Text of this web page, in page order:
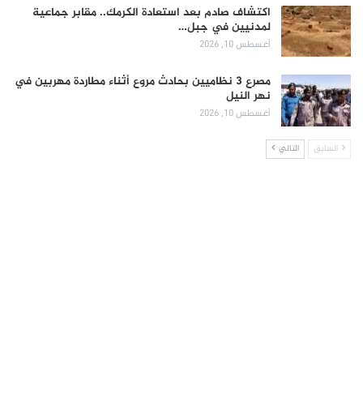
اكتشاف صادم بعد استعادة الكرمك.. مقابر جماعية
لمدنيين في جبل…
أغسطس 10, 2026
مصرع 3 نظاميين بحادث مروع أثناء مطاردة مهربين في
نهر النيل
أغسطس 10, 2026
السابق التالي